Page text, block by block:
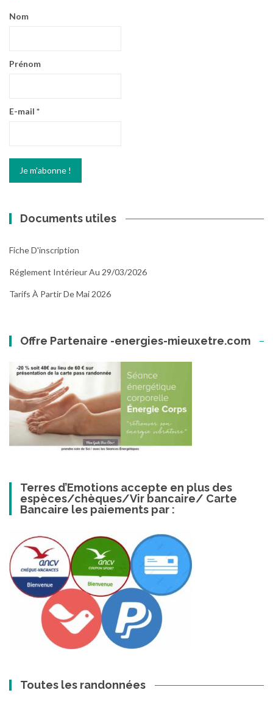
Nom
Prénom
E-mail *
Documents utiles
Fiche D'inscription
Réglement Intérieur Au 29/03/2026
Tarifs À Partir De Mai 2026
Offre Partenaire -energies-mieuxetre.com
Terres d’Emotions accepte en plus des
espèces/chèques/Vir bancaire/ Carte
Bancaire les paiements par :
Toutes les randonnées